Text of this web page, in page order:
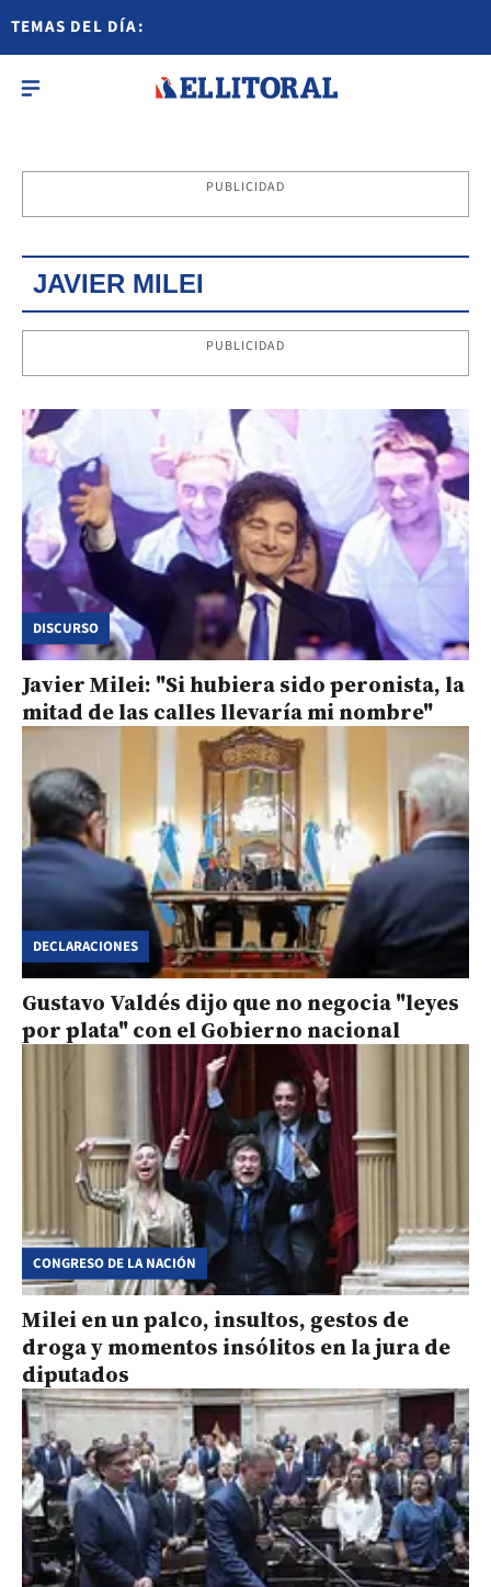
TEMAS DEL DÍA:
PUBLICIDAD
JAVIER MILEI
PUBLICIDAD
DISCURSO
Javier Milei: "Si hubiera sido peronista, la
mitad de las calles llevaría mi nombre"
DECLARACIONES
Gustavo Valdés dijo que no negocia "leyes
por plata" con el Gobierno nacional
CONGRESO DE LA NACIÓN
Milei en un palco, insultos, gestos de
droga y momentos insólitos en la jura de
diputados